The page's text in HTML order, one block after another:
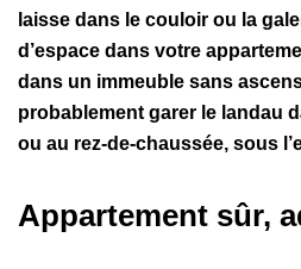
laisse dans le couloir ou la
d’espace dans votre
dans un immeuble sans
probablement garer le landau
ou au rez-de-chaussée, sous
Appartement sûr,